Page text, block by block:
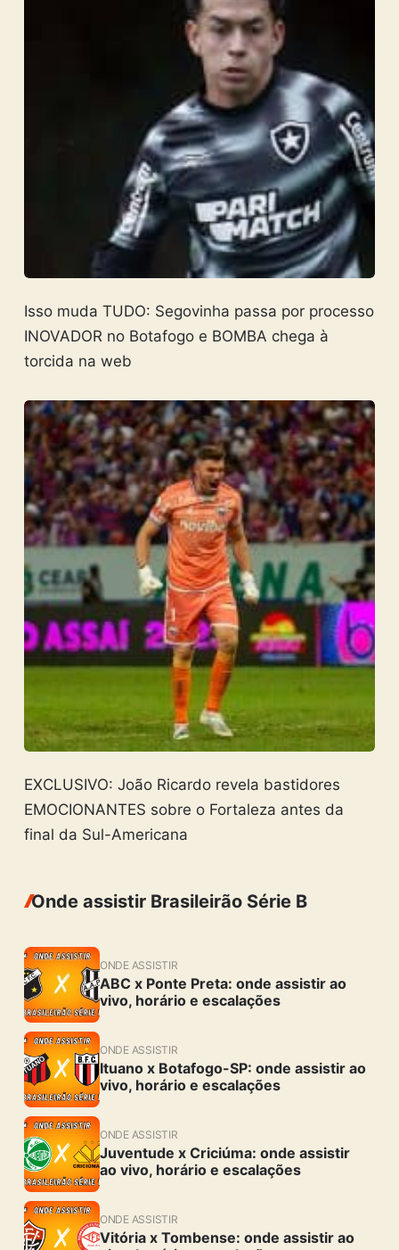
Isso muda TUDO: Segovinha passa por processo
INOVADOR no Botafogo e BOMBA chega à
torcida na web
EXCLUSIVO: João Ricardo revela bastidores
EMOCIONANTES sobre o Fortaleza antes da
final da Sul-Americana
Onde assistir Brasileirão Série B
ONDE ASSISTIR
ABC x Ponte Preta: onde assistir ao
vivo, horário e escalações
ONDE ASSISTIR
Ituano x Botafogo-SP: onde assistir ao
vivo, horário e escalações
ONDE ASSISTIR
Juventude x Criciúma: onde assistir
ao vivo, horário e escalações
ONDE ASSISTIR
Vitória x Tombense: onde assistir ao